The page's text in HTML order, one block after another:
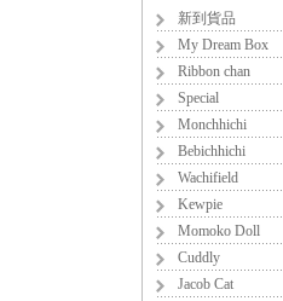
新到貨品
My Dream Box
Ribbon chan
Special
Monchhichi
Bebichhichi
Wachifield
Kewpie
Momoko Doll
Cuddly
Jacob Cat